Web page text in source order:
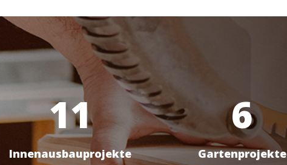
11
Innenausbauprojekte
6
Gartenprojekte